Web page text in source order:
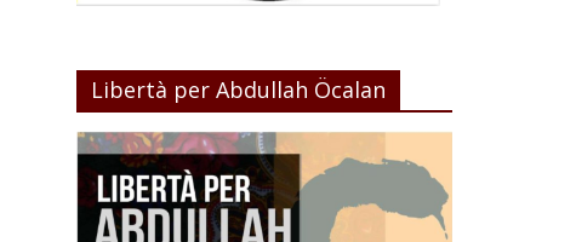
Libertà per Abdullah Öcalan